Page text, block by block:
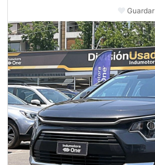
Guardar